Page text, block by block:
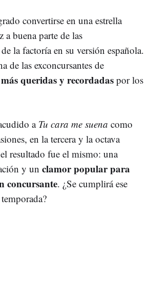
convertirse en una estrella
buena parte de las
la factoría en su versión española.
de las exconcursantes de
más queridas y recordadas por los
aTu cara me suena como
en la tercera y la octava
resultado fue el mismo: una
y un clamor popular para
concursante. ¿Se cumplirá ese